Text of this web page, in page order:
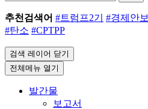
추천검색어 #트럼프2기 #경제안보
#탄소 #CPTPP
검색 레이어 닫기
전체메뉴 열기
발간물
보고서